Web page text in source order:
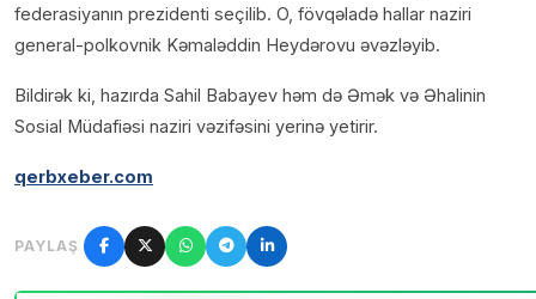
federasiyanın prezidenti seçilib. O, fövqəladə hallar naziri
general-polkovnik Kəmaləddin Heydərovu əvəzləyib.
Bildirək ki, hazırda Sahil Babayev həm də Əmək və Əhalinin
Sosial Müdafiəsi naziri vəzifəsini yerinə yetirir.
qerbxeber.com
PAYLAŞ